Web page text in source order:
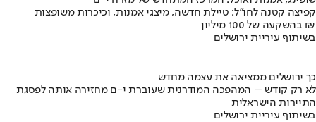
קפיצה קטנה לחו"ל: טיילת חדשה, מיצגי אמנות, וכיכרות משופצות
בהשקעה של 100 מיליון ₪
בשיתוף עיריית ירושלים
כך ירושלים ממציאה את עצמה מחדש
לא רק קודש – המהפכה המודרנית שעוברת י-ם מחזירה אותה לפסגת
התיירות הישראלית
בשיתוף עיריית ירושלים